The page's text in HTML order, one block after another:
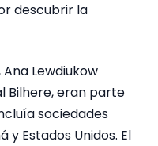
descubrir la
Lewdiukow
Bilhere, eran parte
sociedades
y Estados Unidos. El